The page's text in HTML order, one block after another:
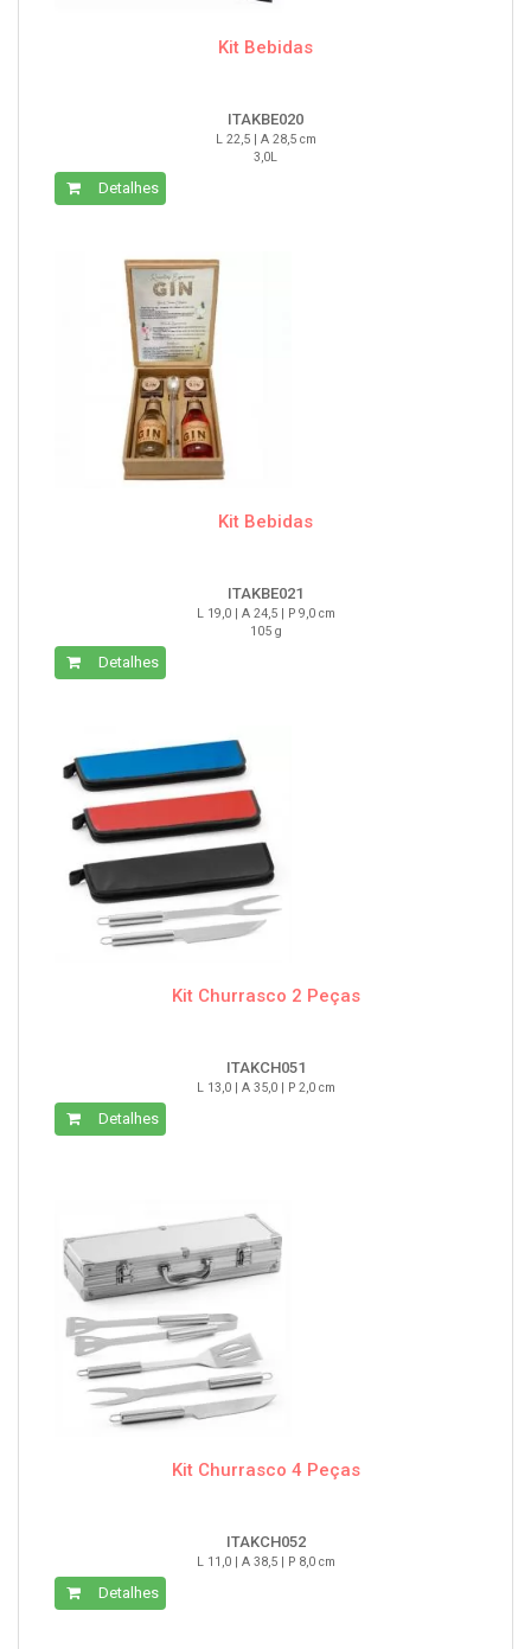
Kit Bebidas
ITAKBE020
L 22,5 | A 28,5 cm
3,0L
Detalhes
Kit Bebidas
ITAKBE021
L 19,0 | A 24,5 | P 9,0 cm
105 g
Detalhes
Kit Churrasco 2 Peças
ITAKCH051
L 13,0 | A 35,0 | P 2,0 cm
Detalhes
Kit Churrasco 4 Peças
ITAKCH052
L 11,0 | A 38,5 | P 8,0 cm
Detalhes